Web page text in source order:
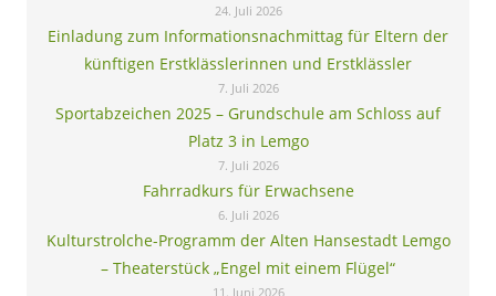
24. Juli 2026
Einladung zum Informationsnachmittag für Eltern der
künftigen Erstklässlerinnen und Erstklässler
7. Juli 2026
Sportabzeichen 2025 – Grundschule am Schloss auf
Platz 3 in Lemgo
7. Juli 2026
Fahrradkurs für Erwachsene
6. Juli 2026
Kulturstrolche-Programm der Alten Hansestadt Lemgo
– Theaterstück „Engel mit einem Flügel“
11. Juni 2026